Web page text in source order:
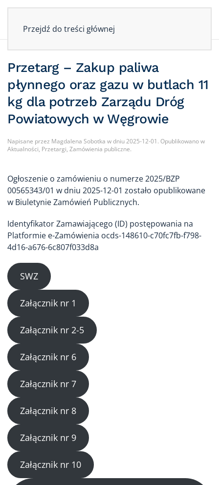
Przejdź do treści głównej
URZĘDZIE
SPRAWĘ
POWIATOWE
Przetarg – Zakup paliwa
płynnego oraz gazu w butlach 11
kg dla potrzeb Zarządu Dróg
Powiatowych w Węgrowie
Napisane przez Magdalena Sobotka w dniu2025-12-01 . Opublikowano w
Aktualności, Przetargi, Zamówienia publiczne.
Ogłoszenie o zamówieniu o numerze 2025/BZP
00565343/01 w dniu 2025-12-01 zostało opublikowane
w Biuletynie Zamówień Publicznych.
Identyfikator Zamawiającego (ID) postępowania na
Platformie e-Zamówienia ocds-148610-c70fc7fb-f798-
4d16-a676-6c807f033d8a
SWZ
Załącznik nr 1
Załącznik nr 2-5
Załącznik nr 6
Załącznik nr 7
Załącznik nr 8
Załącznik nr 9
Załącznik nr 10